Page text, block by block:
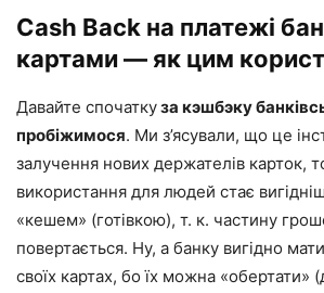
Cash Back на платежі
картами — як цим
Давайте спочаткуза кэшбэку
пробіжимося. Ми з’ясували, що це
залучення нових держателів карток,
використання для людей стає
«кешем» (готівкою), т. к. частину
повертається. Ну, а банку вигідно
своїх картах, бо їх можна «обертати»